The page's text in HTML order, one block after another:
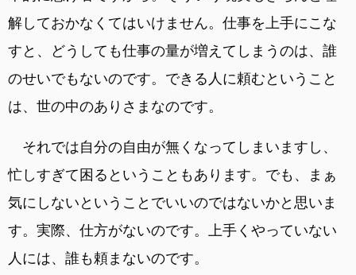
解しておかなくてはいけません。仕事を上手にこな
すと、どうしても仕事の量が増えてしまうのは、誰
のせいでもないのです。できる人に頼むということ
は、世の中のありさまなのです。
それでは自分の自由が無くなってしまいますし、
忙しすぎて困るということもあります。でも、まぁ
気にしないということでいいのではないかと思いま
す。実際、仕方がないのです。上手くやっていない
人には、誰も頼まないのです。